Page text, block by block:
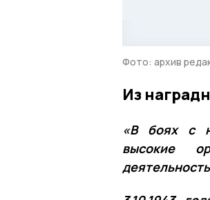
Фото: архив
Из
«В боях с
высокие